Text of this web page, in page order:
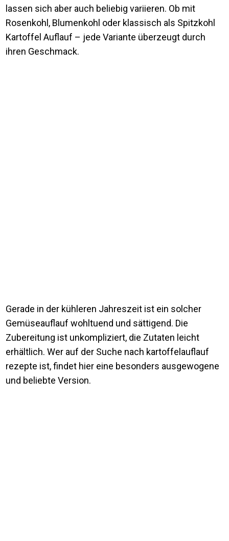
lassen sich aber auch beliebig variieren. Ob mit
Rosenkohl, Blumenkohl oder klassisch als Spitzkohl
Kartoffel Auflauf – jede Variante überzeugt durch
ihren Geschmack.
Gerade in der kühleren Jahreszeit ist ein solcher
Gemüseauflauf wohltuend und sättigend. Die
Zubereitung ist unkompliziert, die Zutaten leicht
erhältlich. Wer auf der Suche nach kartoffelauflauf
rezepte ist, findet hier eine besonders ausgewogene
und beliebte Version.